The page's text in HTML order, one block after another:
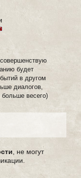
будет
в другом
диалогов,
весего)
, не могут